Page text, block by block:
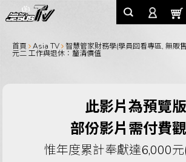
首頁 Asia TV 智慧管家財務學(學員回看專區, 無販
元二 工作與退休：釐清價值
此影片為預覽版
部份影片需付費
惟年度累計奉獻達6,000